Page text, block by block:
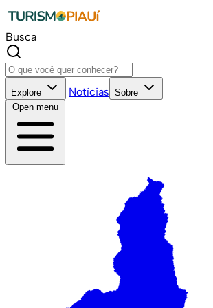
Busca
Explore Notícias Sobre
Open menu